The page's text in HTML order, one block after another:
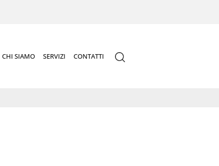
CHI SIAMO SERVIZI CONTATTI